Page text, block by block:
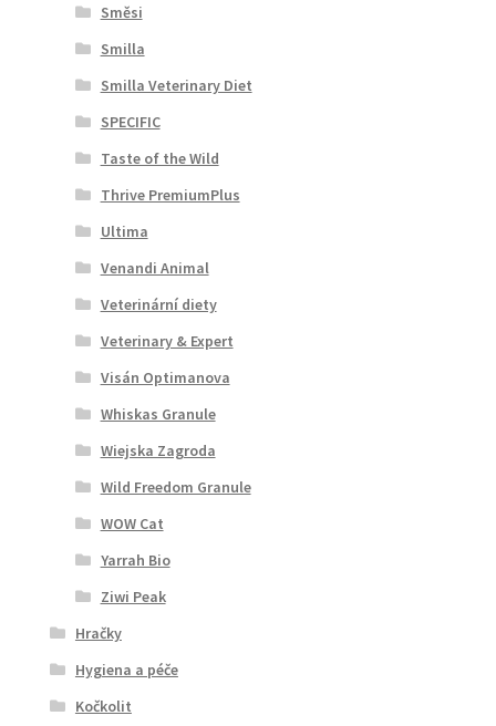
Směsi
Smilla
Smilla Veterinary Diet
SPECIFIC
Taste of the Wild
Thrive PremiumPlus
Ultima
Venandi Animal
Veterinární diety
Veterinary & Expert
Visán Optimanova
Whiskas Granule
Wiejska Zagroda
Wild Freedom Granule
WOW Cat
Yarrah Bio
Ziwi Peak
Hračky
Hygiena a péče
Kočkolit